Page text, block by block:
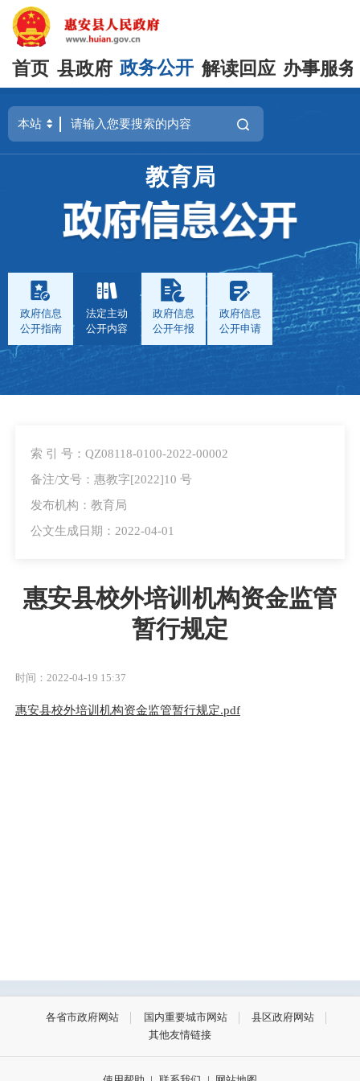
首页 县政府 政务公开 解读回应 办事服务
教育局
政府信息
公开指南
法定主动
公开内容
政府信息
公开年报
政府信息
公开申请
索 引 号：QZ08118-0100-2022-00002
备注/文号：惠教字[2022]10 号
发布机构：教育局
公文生成日期：2022-04-01
惠安县校外培训机构资金监管
暂行规定
时间：2022-04-19 15:37
惠安县校外培训机构资金监管暂行规定.pdf
各省市政府网站 国内重要城市网站
县区政府网站
其他友情链接